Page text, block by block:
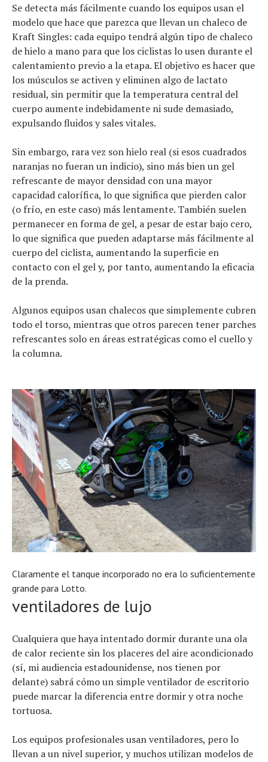
Se detecta más fácilmente cuando los equipos usan el
modelo que hace que parezca que llevan un chaleco de
Kraft Singles: cada equipo tendrá algún tipo de chaleco
de hielo a mano para que los ciclistas lo usen durante el
calentamiento previo a la etapa. El objetivo es hacer que
los músculos se activen y eliminen algo de lactato
residual, sin permitir que la temperatura central del
cuerpo aumente indebidamente ni sude demasiado,
expulsando fluidos y sales vitales.
Sin embargo, rara vez son hielo real (si esos cuadrados
naranjas no fueran un indicio), sino más bien un gel
refrescante de mayor densidad con una mayor
capacidad calorífica, lo que significa que pierden calor
(o frío, en este caso) más lentamente. También suelen
permanecer en forma de gel, a pesar de estar bajo cero,
lo que significa que pueden adaptarse más fácilmente al
cuerpo del ciclista, aumentando la superficie en
contacto con el gel y, por tanto, aumentando la eficacia
de la prenda.
Algunos equipos usan chalecos que simplemente cubren
todo el torso, mientras que otros parecen tener parches
refrescantes solo en áreas estratégicas como el cuello y
la columna.
Claramente el tanque incorporado no era lo suficientemente
grande para Lotto.
ventiladores de lujo
Cualquiera que haya intentado dormir durante una ola
de calor reciente sin los placeres del aire acondicionado
(sí, mi audiencia estadounidense, nos tienen por
delante) sabrá cómo un simple ventilador de escritorio
puede marcar la diferencia entre dormir y otra noche
tortuosa.
Los equipos profesionales usan ventiladores, pero lo
llevan a un nivel superior, y muchos utilizan modelos de